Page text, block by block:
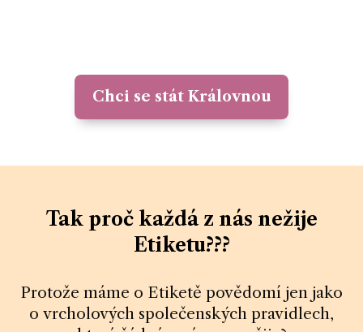
Chci se stát Královnou
Tak proč každá z nás nežije
Etiketu???
Protože máme o Etiketě povědomí jen jako
o vrcholových společenských pravidlech,